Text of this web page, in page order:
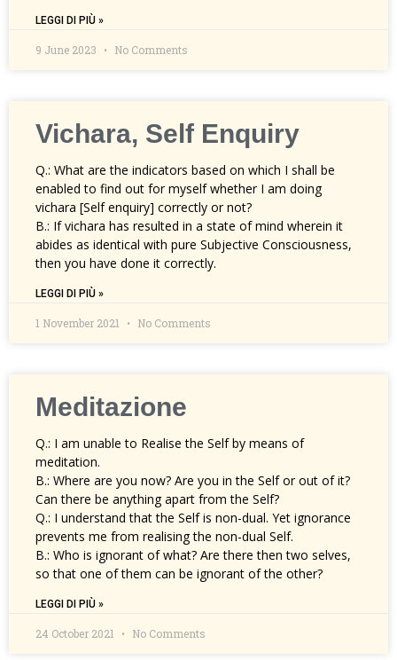
LEGGI DI PIÙ »
9 June 2023 No Comments
Vichara, Self Enquiry
Q.: What are the indicators based on which I shall be
enabled to find out for myself whether I am doing
vichara [Self enquiry] correctly or not?
B.: If vichara has resulted in a state of mind wherein it
abides as identical with pure Subjective Consciousness,
then you have done it correctly.
LEGGI DI PIÙ »
1 November 2021 No Comments
Meditazione
Q.: I am unable to Realise the Self by means of
meditation.
B.: Where are you now? Are you in the Self or out of it?
Can there be anything apart from the Self?
Q.: I understand that the Self is non-dual. Yet ignorance
prevents me from realising the non-dual Self.
B.: Who is ignorant of what? Are there then two selves,
so that one of them can be ignorant of the other?
LEGGI DI PIÙ »
24 October 2021 No Comments